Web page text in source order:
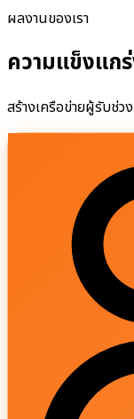
ผลงานของเรา
ความแข็งแกร่
สร้างเครือข่ายผู้รับช่